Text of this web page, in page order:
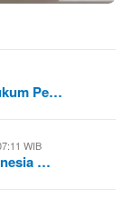
Pe…
WIB
…